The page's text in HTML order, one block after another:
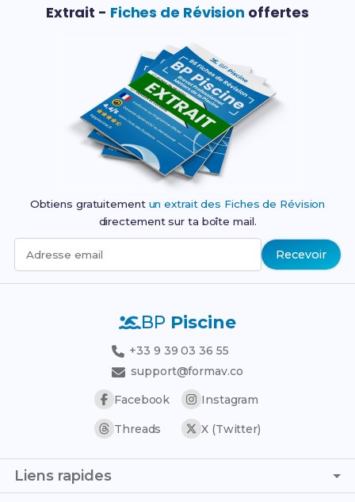
Extrait - Fiches de Révision offertes
Obtiens gratuitement un extrait des Fiches de Révision
directement sur ta boîte mail.
Adresse email Recevoir
BP Piscine
+33 9 39 03 36 55
support@formav.co
Facebook
Instagram
Threads X (Twitter)
Liens rapides